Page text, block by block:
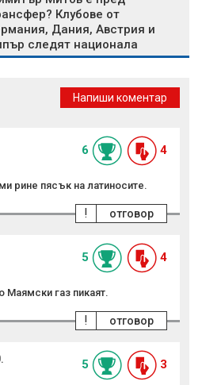
Клубове от
Дания, Австрия и
следят национала
Напиши коментар
6 4
рине пясък на латиносите.
отговор
!
5 4
Маямски газ пикаят.
отговор
!
5 3